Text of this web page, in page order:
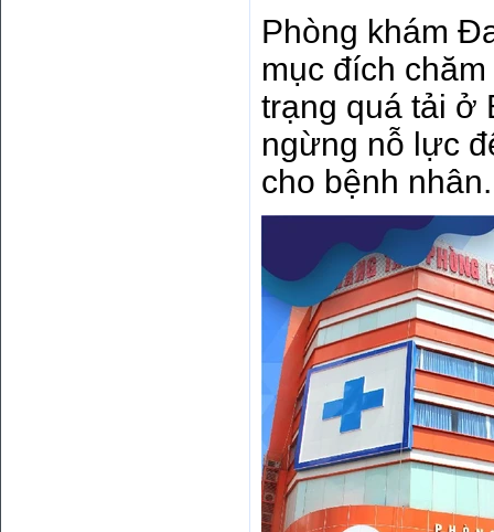
Phòng khám
mục đích
trạng quá tải ở
ngừng nỗ lực
cho bệnh nhân.